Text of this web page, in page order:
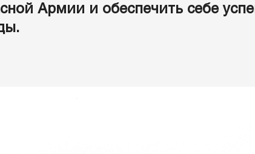
Армии и обеспечить себе